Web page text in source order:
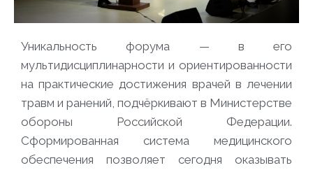
Уникальность форума — в его
мультидисциплинарности и ориентированности
на практические достижения врачей в лечении
травм и ранений, подчёркивают в Министерстве
обороны Российской Федерации.
Сформированная система медицинского
обеспечения позволяет сегодня оказывать